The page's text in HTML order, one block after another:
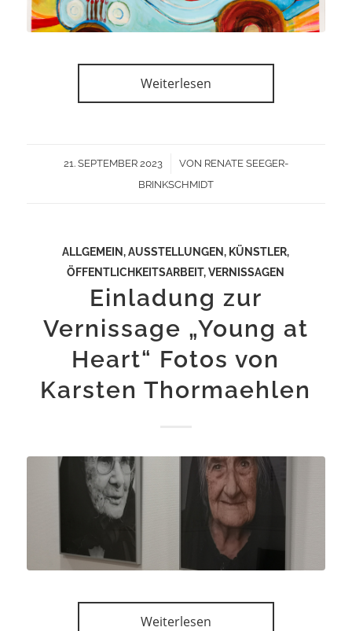
Weiterlesen
21. SEPTEMBER 2023
/ VON RENATE SEEGER-
BRINKSCHMIDT
ALLGEMEIN,AUSSTELLUNGEN, KÜNSTLER,
ÖFFENTLICHKEITSARBEIT,VERNISSAGEN
Einladung zur
Vernissage „Young at
Heart“ Fotos von
Karsten Thormaehlen
Weiterlesen